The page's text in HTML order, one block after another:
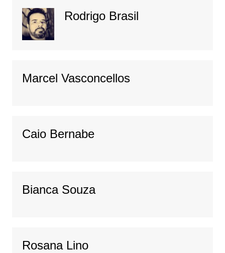
Rodrigo Brasil
Marcel Vasconcellos
Caio Bernabe
Bianca Souza
Rosana Lino